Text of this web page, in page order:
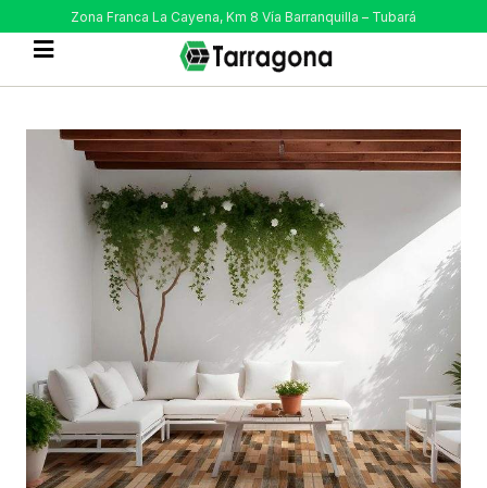
Zona Franca La Cayena, Km 8 Vía Barranquilla – Tubará